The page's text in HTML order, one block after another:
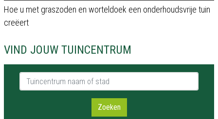
Hoe u met graszoden en worteldoek een onderhoudsvrije tuin
creëert
VIND JOUW TUINCENTRUM
Tuincentrum naam of stad
Zoeken